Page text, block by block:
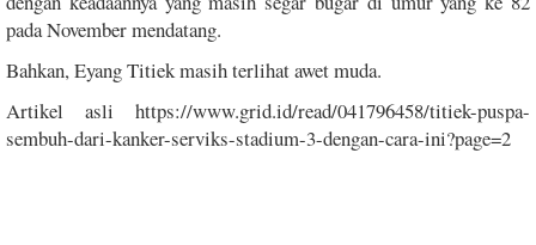
pada November mendatang.
Bahkan, Eyang Titiek masih terlihat awet muda.
Artikel asli https://www.grid.id/read/041796458/titiek-puspa-
sembuh-dari-kanker-serviks-stadium-3-dengan-cara-ini?page=2